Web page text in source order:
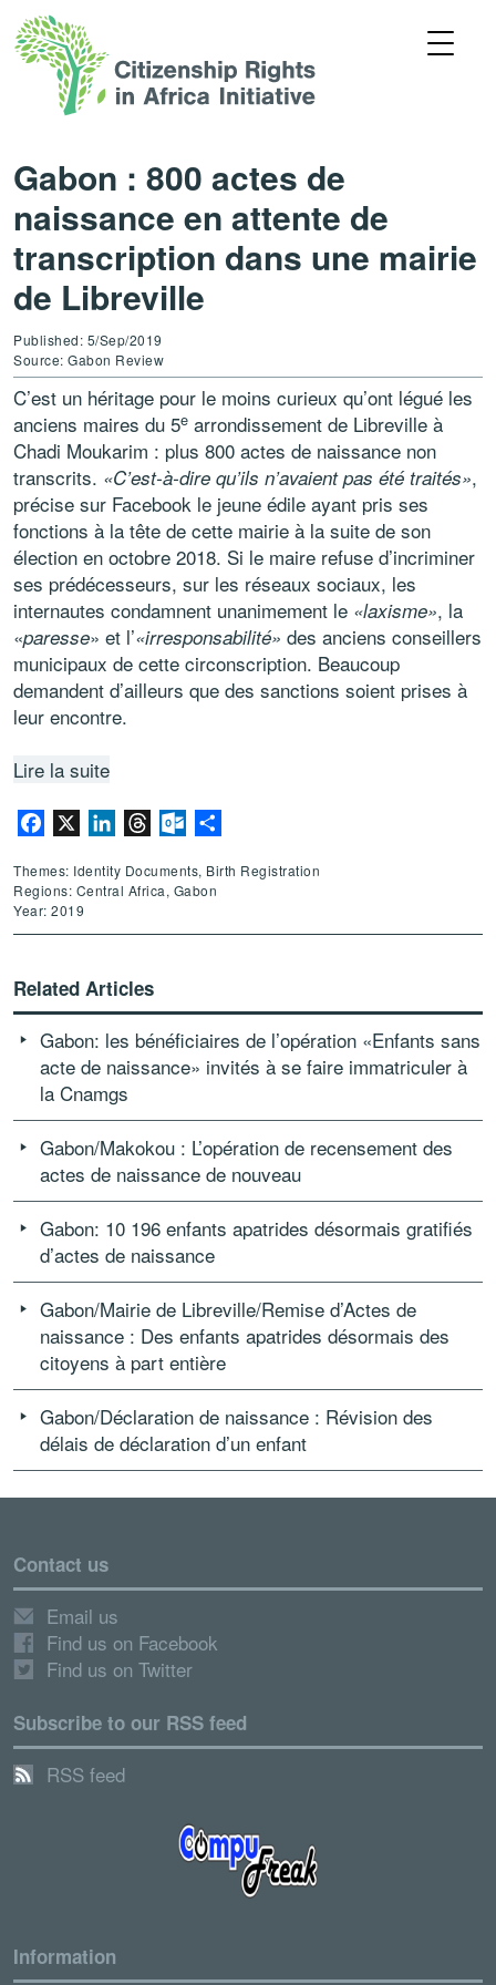
Gabon : 800 actes de
naissance en attente de
transcription dans une mairie
de Libreville
Published: 5/Sep/2019
Source: Gabon Review
C’est un héritage pour le moins curieux qu’ont légué les
anciens maires du 5e arrondissement de Libreville à
Chadi Moukarim : plus 800 actes de naissance non
transcrits. «C’est-à-dire qu’ils n’avaient pas été traités»,
précise sur Facebook le jeune édile ayant pris ses
fonctions à la tête de cette mairie à la suite de son
élection en octobre 2018. Si le maire refuse d’incriminer
ses prédécesseurs, sur les réseaux sociaux, les
internautes condamnent unanimement le «laxisme», la
«paresse» et l’«irresponsabilité» des anciens conseillers
municipaux de cette circonscription. Beaucoup
demandent d’ailleurs que des sanctions soient prises à
leur encontre.
Lire la suite
Facebook LinkedInThreadsOutlook.com
Themes: Identity Documents, Birth Registration
Regions: Central Africa, Gabon
Year: 2019
Related Articles
Gabon: les bénéficiaires de l’opération «Enfants sans
acte de naissance» invités à se faire immatriculer à
la Cnamgs
Gabon/Makokou : L’opération de recensement des
actes de naissance de nouveau
Gabon: 10 196 enfants apatrides désormais gratifiés
d’actes de naissance
Gabon/Mairie de Libreville/Remise d’Actes de
naissance : Des enfants apatrides désormais des
citoyens à part entière
Gabon/Déclaration de naissance : Révision des
délais de déclaration d’un enfant
Contact us
Email us
Find us on Facebook
Find us on Twitter
Subscribe to our RSS feed
RSS feed
Information